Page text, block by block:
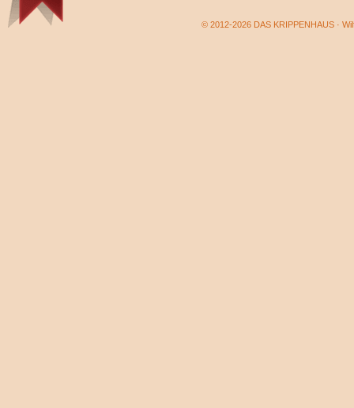
© 2012-2026 DAS KRIPPENHAUS ·